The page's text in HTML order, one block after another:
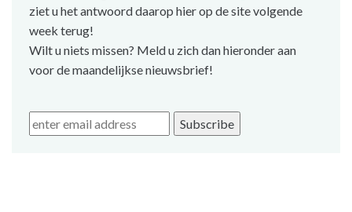
ziet u het antwoord daarop hier op de site volgende
week terug!
Wilt u niets missen? Meld u zich dan hieronder aan
voor de maandelijkse nieuwsbrief!